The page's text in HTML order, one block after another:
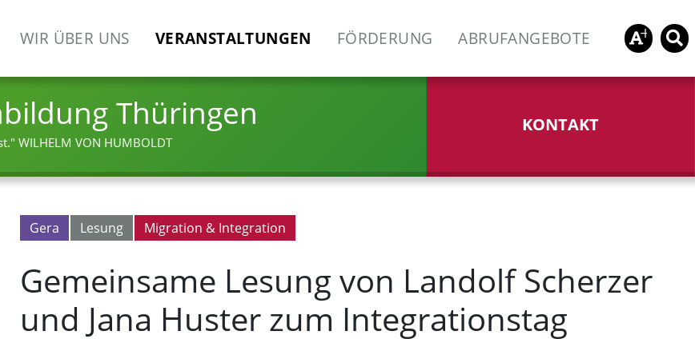
WIR ÜBER UNS VERANSTALTUNGEN FÖRDERUNG ABRUFANGEBOTE
Thüringen
WILHELM VON HUMBOLDT
KONTAKT
Gera Lesung Migration & Integration
Gemeinsame Lesung von Landolf Scherzer
und Jana Huster zum Integrationstag